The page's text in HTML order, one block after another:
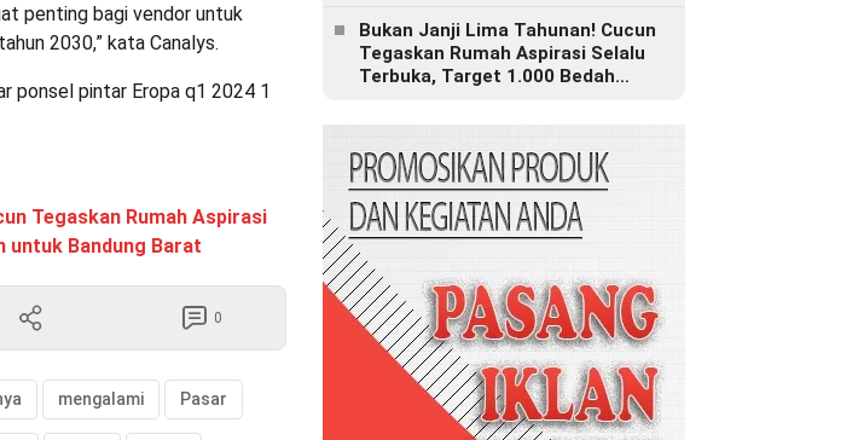
penting bagi vendor untuk
2030,” kata Canalys.
Tegaskan Rumah Aspirasi
untuk Bandung Barat
0
mengalami Pasar
Bukan Janji Lima Tahunan! Cucun
Tegaskan Rumah Aspirasi Selalu
Terbuka, Target 1.000 Bedah